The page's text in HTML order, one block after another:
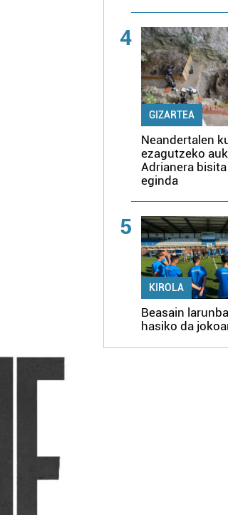
4
GIZARTEA
Neandertalen
ezagutzeko
Adrianera
eginda
5
KIROLA
Beasain
hasiko da